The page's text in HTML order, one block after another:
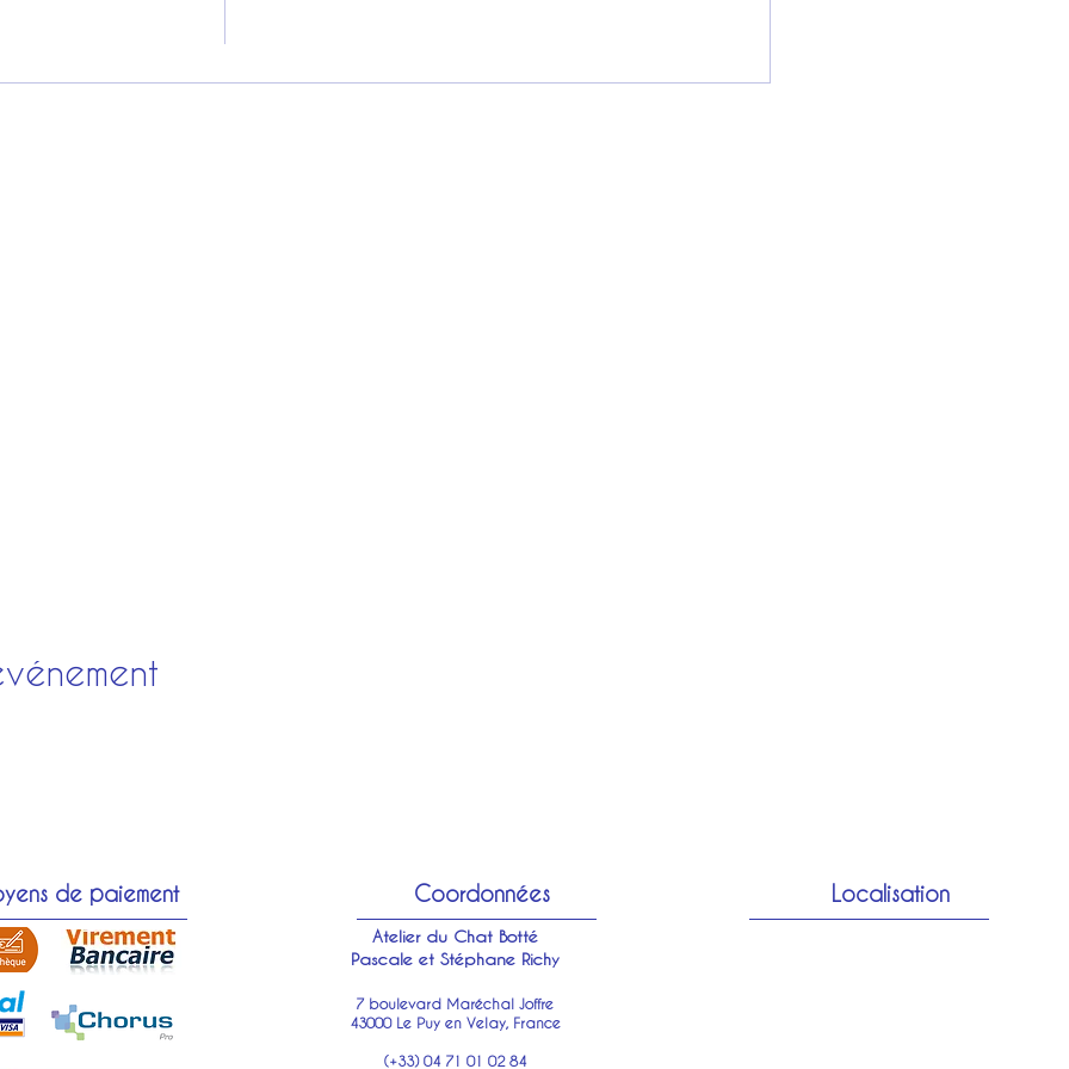
de paiement Coordonnées
Atelier du Chat Botté
Pascale et Stéphane Richy
7 boulevard Maréchal Joffre
43000 Le Puy en Velay, France
(+33) 04 71 01 02 84
Localisation